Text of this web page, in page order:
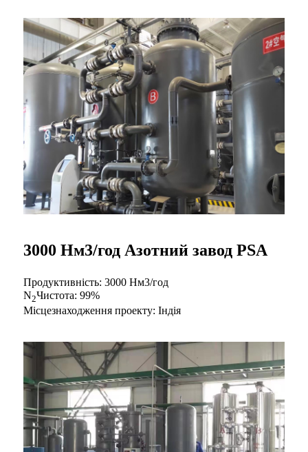
3000 Нм3/год Азотний завод PSA
Продуктивність: 3000 Нм3/год
N2Чистота: 99%
Місцезнаходження проекту: Індія